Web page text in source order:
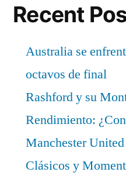
Recent
Australia se
octavos de final
Rashford y su
Rendimiento:
Manchester
Clásicos y